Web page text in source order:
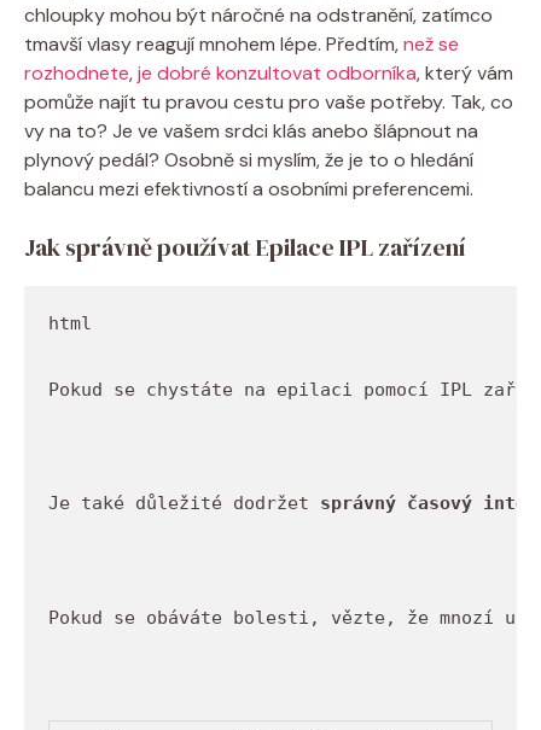
chloupky mohou být náročné na odstranění, zatímco
tmavší vlasy reagují mnohem lépe. Předtím,než se
rozhodnete,je dobré konzultovat odborníka, který vám
pomůže najít tu pravou cestu pro vaše potřeby. Tak, co
vy na to? Je ve vašem srdci klás anebo šlápnout na
plynový pedál? Osobně si myslím, že je to o hledání
balancu mezi efektivností a osobními preferencemi.
Jak správně používat Epilace IPL zařízení
Pokud se chystáte na epilaci pomocí IPL
Je také důležité dodržet správný časový
Pokud se obáváte bolesti, vězte, že mnozí